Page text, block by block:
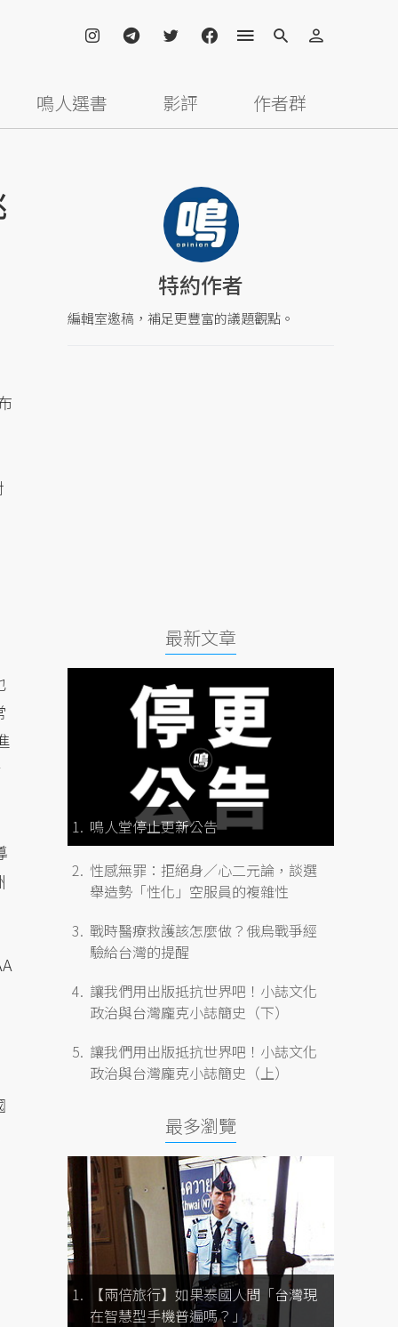
鳴人選書 影評 作者群
特約作者
編輯室邀稿，補足更豐富的議題觀點。
最新文章
鳴人堂停止更新公告
性感無罪：拒絕身／心二元論，談選
舉造勢「性化」空服員的複雜性
戰時醫療救護該怎麼做？俄烏戰爭經
驗給台灣的提醒
讓我們用出版抵抗世界吧！小誌文化
政治與台灣龐克小誌簡史（下）
讓我們用出版抵抗世界吧！小誌文化
政治與台灣龐克小誌簡史（上）
最多瀏覽
【兩倍旅行】如果泰國人問「台灣現
在智慧型手機普遍嗎？」